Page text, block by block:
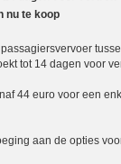
nu te koop
tot 14 dagen voor
44 euro voor een
aan de opties